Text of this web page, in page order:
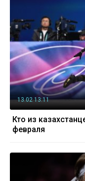
13.02 13:11
Кто из
февраля